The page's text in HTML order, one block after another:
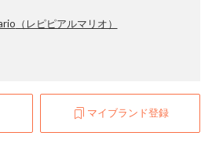
（レピピアルマリオ）
マイブランド登録